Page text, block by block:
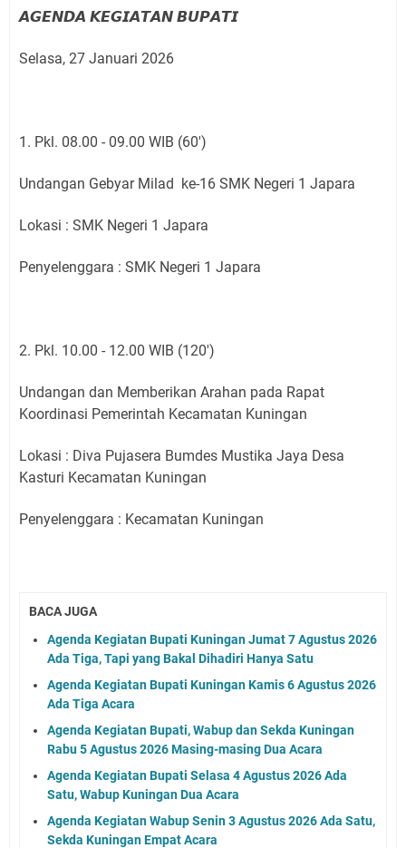
𝘼𝙂𝙀𝙉𝘿𝘼 𝙆𝙀𝙂𝙄𝘼𝙏𝘼𝙉 𝘽𝙐𝙋𝘼𝙏𝙄
Selasa, 27 Januari 2026
1. Pkl. 08.00 - 09.00 WIB (60')
Undangan Gebyar Milad ke-16 SMK Negeri 1 Japara
Lokasi : SMK Negeri 1 Japara
Penyelenggara : SMK Negeri 1 Japara
2. Pkl. 10.00 - 12.00 WIB (120')
Undangan dan Memberikan Arahan pada Rapat
Koordinasi Pemerintah Kecamatan Kuningan
Lokasi : Diva Pujasera Bumdes Mustika Jaya Desa
Kasturi Kecamatan Kuningan
Penyelenggara : Kecamatan Kuningan
BACA JUGA
Agenda Kegiatan Bupati Kuningan Jumat 7 Agustus 2026
Ada Tiga, Tapi yang Bakal Dihadiri Hanya Satu
Agenda Kegiatan Bupati Kuningan Kamis 6 Agustus 2026
Ada Tiga Acara
Agenda Kegiatan Bupati, Wabup dan Sekda Kuningan
Rabu 5 Agustus 2026 Masing-masing Dua Acara
Agenda Kegiatan Bupati Selasa 4 Agustus 2026 Ada
Satu, Wabup Kuningan Dua Acara
Agenda Kegiatan Wabup Senin 3 Agustus 2026 Ada Satu,
Sekda Kuningan Empat Acara